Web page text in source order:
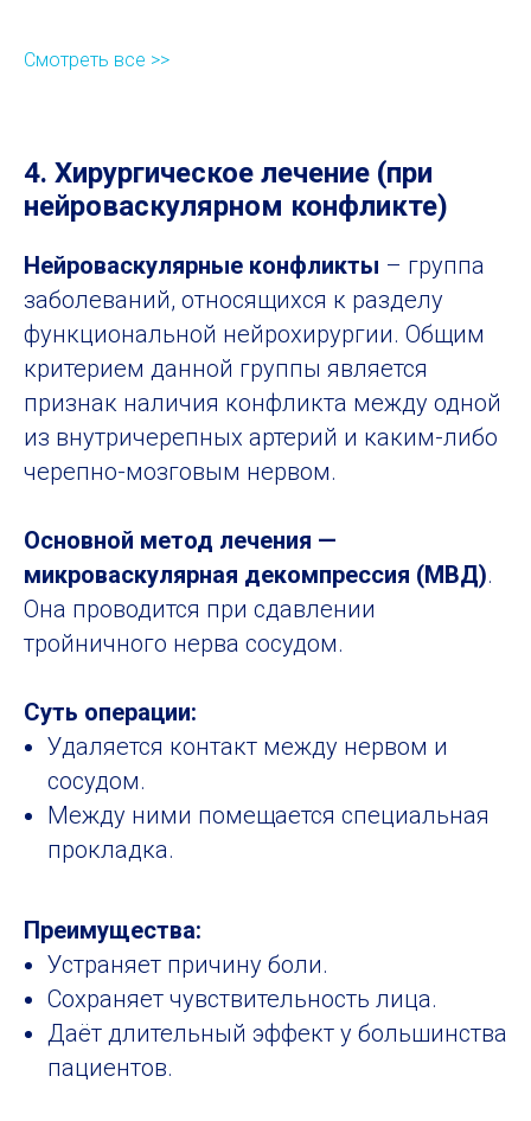
Смотреть все >>
4. Хирургическое лечение (при
нейроваскулярном конфликте)
Нейроваскулярные конфликты – группа
заболеваний, относящихся к разделу
функциональной нейрохирургии. Общим
критерием данной группы является
признак наличия конфликта между одной
из внутричерепных артерий и каким-либо
черепно-мозговым нервом.
Основной метод лечения —
микроваскулярная декомпрессия (МВД).
Она проводится при сдавлении
тройничного нерва сосудом.
Суть операции:
Удаляется контакт между нервом и
сосудом.
Между ними помещается специальная
прокладка.
Преимущества:
Устраняет причину боли.
Сохраняет чувствительность лица.
Даёт длительный эффект у большинства
пациентов.